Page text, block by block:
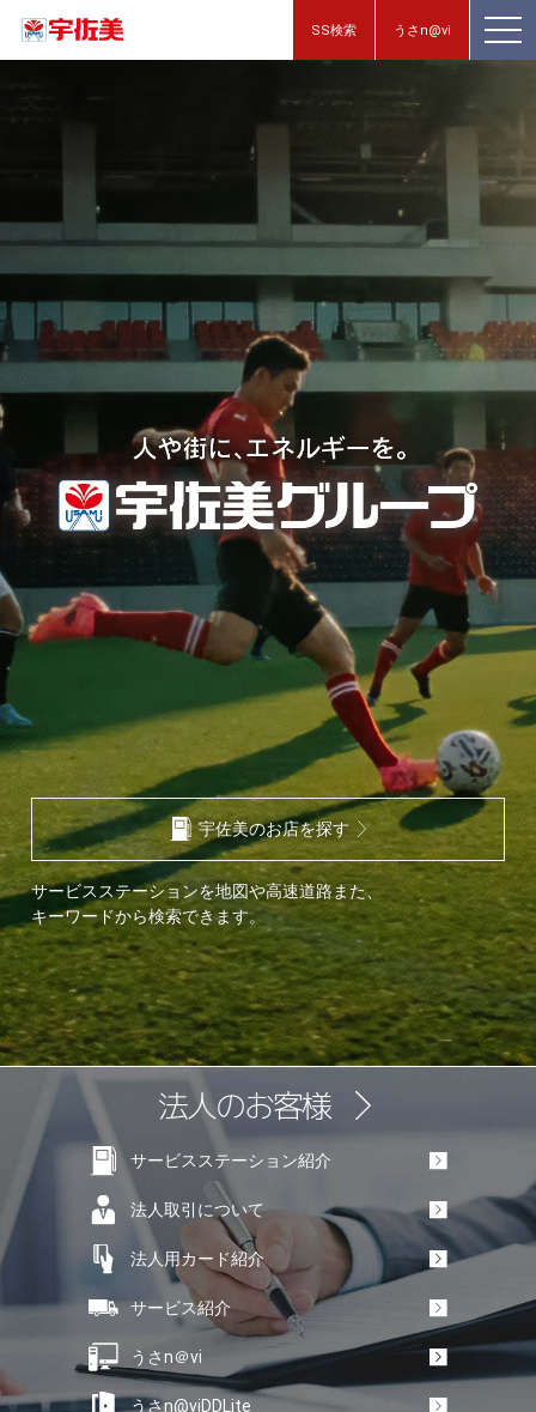
SS検索 うさn@vi
宇佐美のお店を探す
サービスステーションを地図や高速道路また、
キーワードから検索できます。
法人のお客様
サービスステーション紹介
法人取引について
法人用カード紹介
サービス紹介
うさn＠vi
うさn@viDDLite